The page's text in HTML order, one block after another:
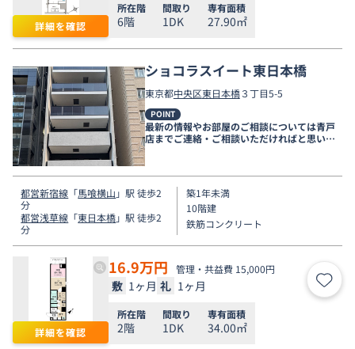
詳細を確認
所在階
6階
間取り
1DK
専有面積
27.90㎡
ショコラスイート東日本橋
東京都中央区東日本橋３丁目5-5
POINT
最新の情報やお部屋のご相談については青戸
店までご連絡・ご相談いただければと思いま
す。
都営新宿線 「馬喰横山 」駅 徒歩2
分
都営浅草線 「東日本橋」駅 徒歩2
分
築1年未満
10階建
鉄筋コンクリート
詳細を確認
16.9万円 管理・共益費 15,000円
敷 1ヶ月 礼 1ヶ月 お気
所在階
2階
間取り
1DK
専有面積
34.00㎡